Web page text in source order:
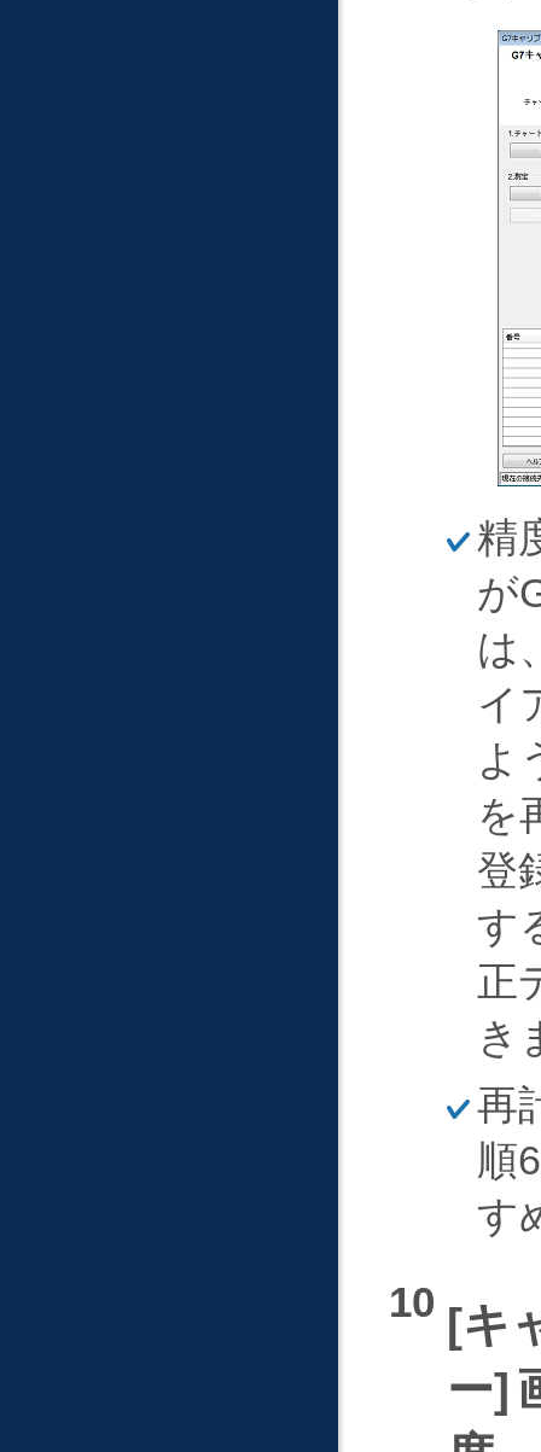
ほ
そ
く
精
が
は
イ
よ
を
登
す
正
き
ほ
そ
く
再
順
す
キ
ー